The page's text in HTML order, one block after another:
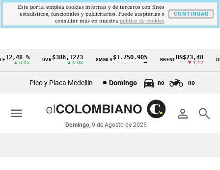
Cintillo
económicos
Colombia
%
▲ 0.05
UVR$386,1273
▲ 0.03
SMMLV $1.750.905 BRENT US$73,48
▼ 1.12
ORO
Pico y Placa Medellín Domingo no no
person search
Domingo, 9 de Agosto de 2026
menu
Este portal emplea cookies internas y de terceros con fines
estadísticos, funcionales y publicitarios. Puede aceptarlas o
consultar más en nuestra politica de cookies
CONTINUAR